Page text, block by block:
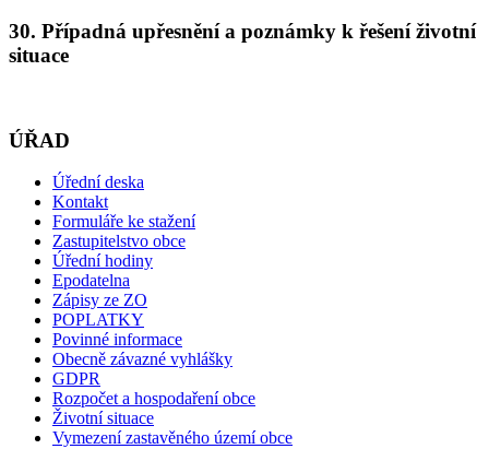
30. Případná upřesnění a poznámky k řešení životní
situace
ÚŘAD
Úřední deska
Kontakt
Formuláře ke stažení
Zastupitelstvo obce
Úřední hodiny
Epodatelna
Zápisy ze ZO
POPLATKY
Povinné informace
Obecně závazné vyhlášky
GDPR
Rozpočet a hospodaření obce
Životní situace
Vymezení zastavěného území obce